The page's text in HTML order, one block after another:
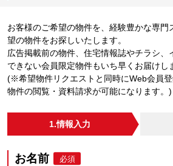
お客様のご希望の物件を、経験豊かな専門
望の物件をお探しいたします。
広告掲載前の物件、住宅情報誌やチラシ、
できない会員限定物件もいち早くお届けし
(※希望物件リクエストと同時にWeb会員
物件の閲覧・資料請求が可能になります。)
1.情報入力
お名前 必須